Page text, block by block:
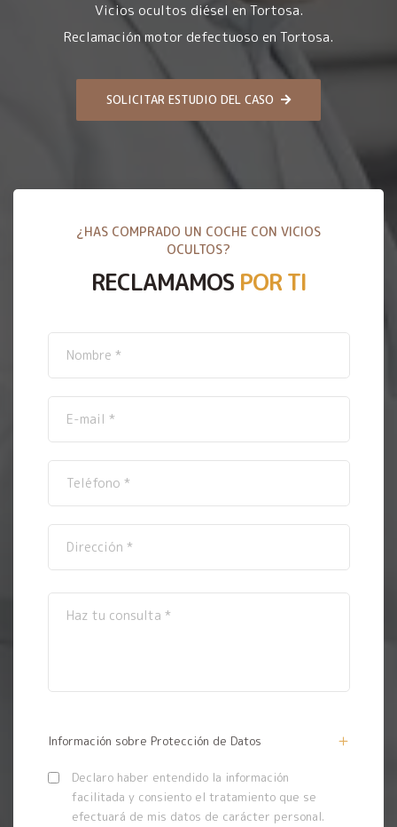
Vicios ocultos diésel en Tortosa.
Reclamación motor defectuoso en Tortosa.
SOLICITAR ESTUDIO DEL CASO
¿HAS COMPRADO UN COCHE CON VICIOS
OCULTOS?
RECLAMAMOS POR TI
Información sobre Protección de Datos
Declaro haber entendido la información
facilitada y consiento el tratamiento que se
efectuará de mis datos de carácter personal.